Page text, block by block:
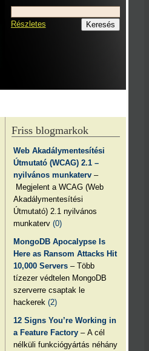
Részletes
Friss blogmarkok
Web Akadálymentesítési
Útmutató (WCAG) 2.1 –
nyilvános munkaterv –
Megjelent a WCAG (Web
Akadálymentesítési
Útmutató) 2.1 nyilvános
munkaterv(0)
MongoDB Apocalypse Is
Here as Ransom Attacks Hit
10,000 Servers – Több
tízezer védtelen MongoDB
szerverre csaptak le
hackerek(2)
12 Signs You’re Working in
a Feature Factory – A cél
nélküli funkciógyártás néhány